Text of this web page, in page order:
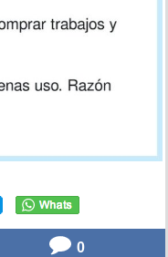
0